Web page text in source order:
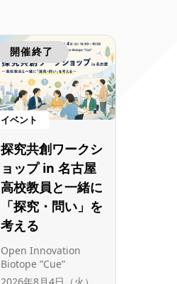
開催終了
イベント
探究共創ワークシ
ョップ in 名古屋
高校教員と一緒に
「探究・問い」を
考える
Open Innovation
Biotope ”Cue”
2026年8月4日（火）